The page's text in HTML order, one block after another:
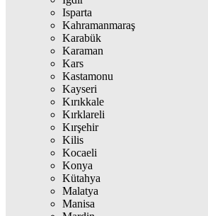
Isparta
Kahramanmaraş
Karabük
Karaman
Kars
Kastamonu
Kayseri
Kırıkkale
Kırklareli
Kırşehir
Kilis
Kocaeli
Konya
Kütahya
Malatya
Manisa